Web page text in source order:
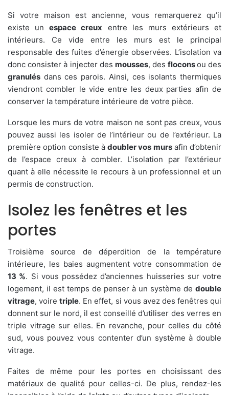
Si votre maison est ancienne, vous remarquerez qu’il
existe unespace creux entre les murs extérieurs et
intérieurs. Ce vide entre les murs est le principal
responsable des fuites d’énergie observées. L’isolation va
donc consister à injecter des mousses, des floconsou des
granulés dans ces parois. Ainsi, ces isolants thermiques
viendront combler le vide entre les deux parties afin de
conserver la température intérieure de votre pièce.
Lorsque les murs de votre maison ne sont pas creux, vous
pouvez aussi les isoler de l’intérieur ou de l’extérieur. La
première option consiste à doubler vos mursafin d’obtenir
de l’espace creux à combler. L’isolation par l’extérieur
quant à elle nécessite le recours à un professionnel et un
permis de construction.
Isolez les fenêtres et les
portes
Troisième source de déperdition de la température
intérieure, les baies augmentent votre consommation de
13 %. Si vous possédez d’anciennes huisseries sur votre
logement, il est temps de penser à un système de double
vitrage, voiretriple. En effet, si vous avez des fenêtres qui
donnent sur le nord, il est conseillé d’utiliser des verres en
triple vitrage sur elles. En revanche, pour celles du côté
sud, vous pouvez vous contenter d’un système à double
vitrage.
Faites de même pour les portes en choisissant des
matériaux de qualité pour celles-ci. De plus, rendez-les